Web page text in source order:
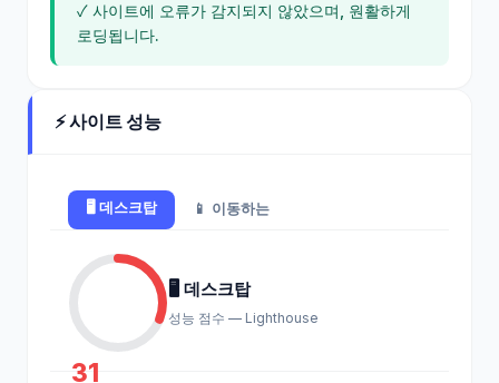
✓ 사이트에 오류가 감지되지 않았으며, 원활하게
로딩됩니다.
⚡ 사이트 성능
🖥️ 데스크탑 📱 이동하는
31
🖥️ 데스크탑
성능 점수 — Lighthouse